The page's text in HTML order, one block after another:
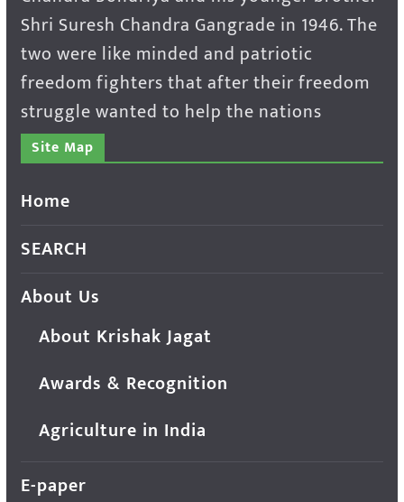
Shri Suresh Chandra Gangrade in 1946. The
two were like minded and patriotic
freedom fighters that after their freedom
struggle wanted to help the nations
Site Map
Home
SEARCH
About Us
About Krishak Jagat
Awards & Recognition
Agriculture in India
E-paper